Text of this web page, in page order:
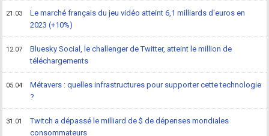
21.03
Le marché français du jeu vidéo atteint 6,1 milliards d'euros en
2023 (+10%)
12.07
Bluesky Social, le challenger de Twitter, atteint le million de
téléchargements
05.04
Métavers : quelles infrastructures pour supporter cette technologie
?
31.01
Twitch a dépassé le milliard de $ de dépenses mondiales
consommateurs